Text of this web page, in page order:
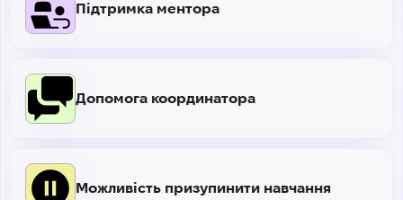
Підтримка ментора
Допомога координатора
Можливість призупинити навчання